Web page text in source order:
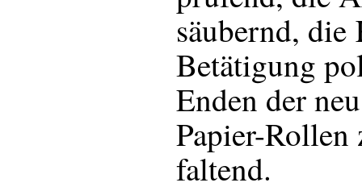
säubernd,
Betätigung
Enden der
Papier-Rollen
faltend.